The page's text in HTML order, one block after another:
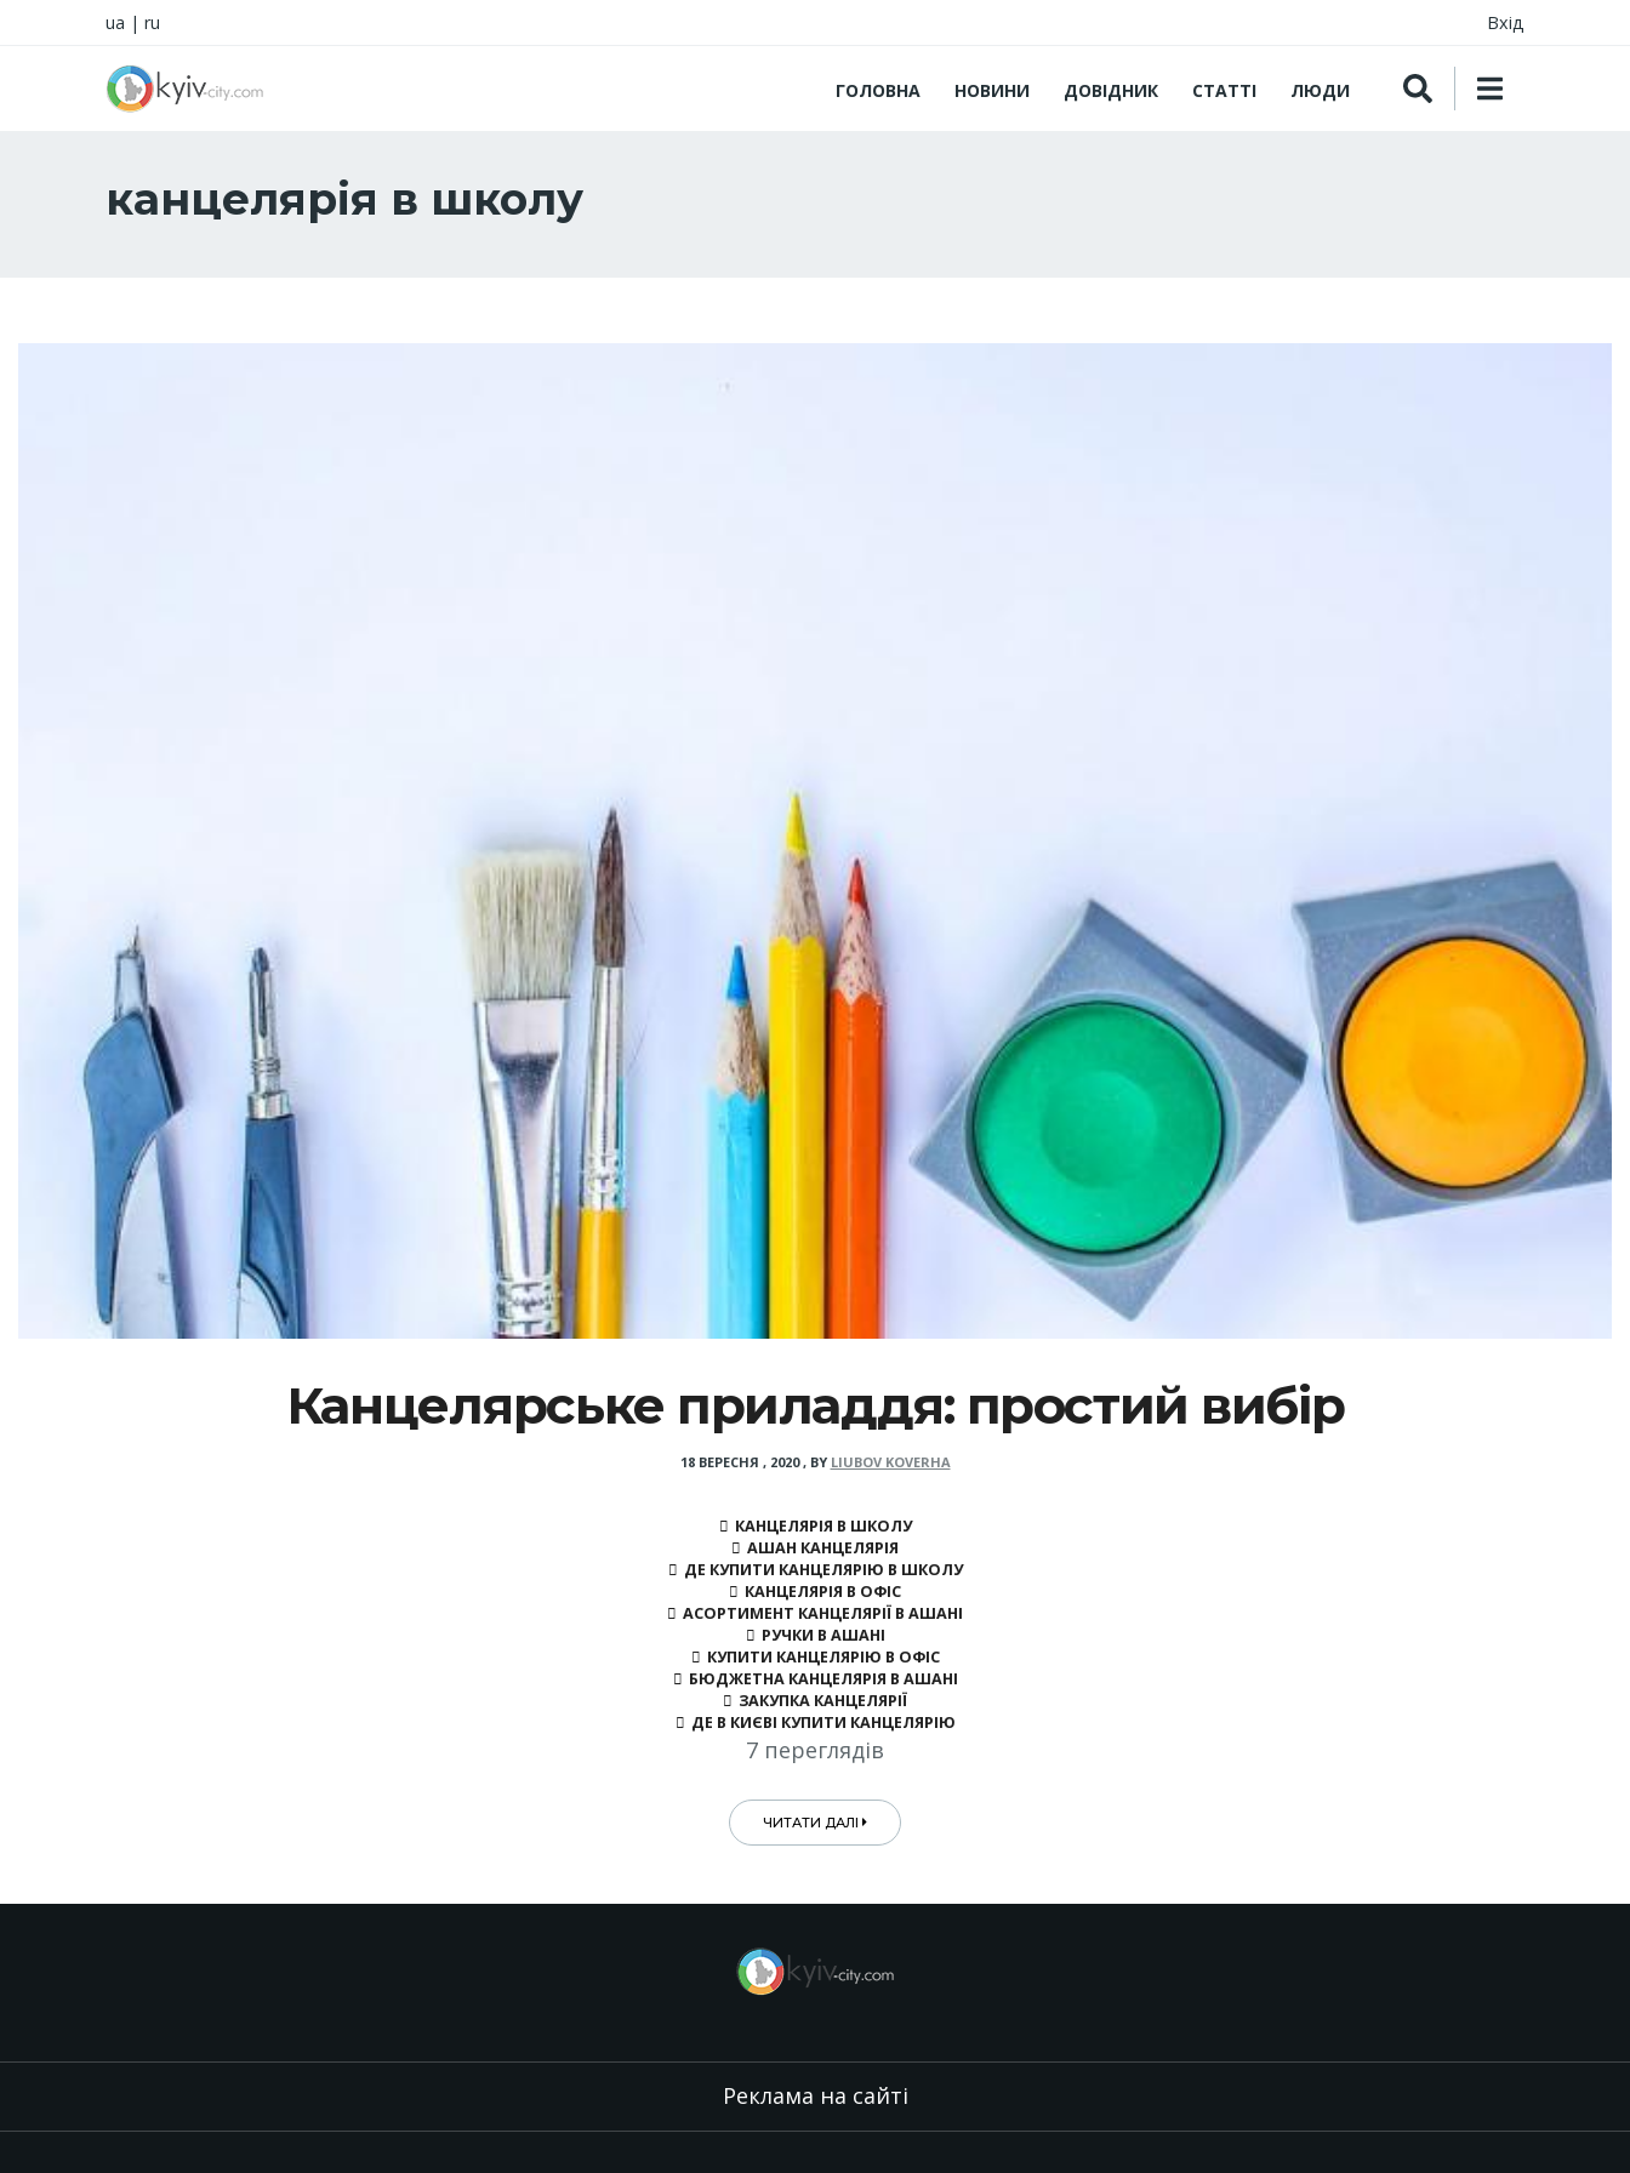
ua | ru Вхід
ГОЛОВНА НОВИНИ ДОВІДНИК СТАТТІ ЛЮДИ
канцелярія в школу
Канцелярське приладдя: простий вибір
18 ВЕРЕСНЯ , 2020, BY LIUBOV KOVERHA
КАНЦЕЛЯРІЯ В ШКОЛУ
АШАН КАНЦЕЛЯРІЯ
ДЕ КУПИТИ КАНЦЕЛЯРІЮ В ШКОЛУ
КАНЦЕЛЯРІЯ В ОФІС
АСОРТИМЕНТ КАНЦЕЛЯРІЇ В АШАНІ
РУЧКИ В АШАНІ
КУПИТИ КАНЦЕЛЯРІЮ В ОФІС
БЮДЖЕТНА КАНЦЕЛЯРІЯ В АШАНІ
ЗАКУПКА КАНЦЕЛЯРІЇ
ДЕ В КИЄВІ КУПИТИ КАНЦЕЛЯРІЮ
7 переглядів
ЧИТАТИ ДАЛІ
Реклама на сайті